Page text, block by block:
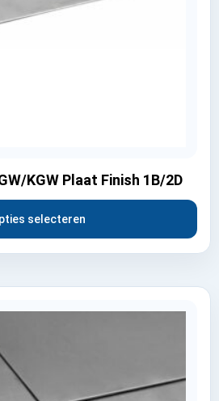
KGW Plaat Finish 1B/2D
selecteren